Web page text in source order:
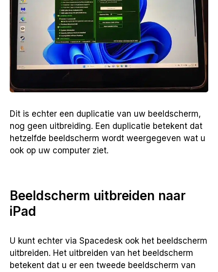
Dit is echter een duplicatie van uw beeldscherm,
nog geen uitbreiding. Een duplicatie betekent dat
hetzelfde beeldscherm wordt weergegeven wat u
ook op uw computer ziet.
Beeldscherm uitbreiden naar
iPad
U kunt echter via Spacedesk ook het beeldscherm
uitbreiden. Het uitbreiden van het beeldscherm
betekent dat u er een tweede beeldscherm van